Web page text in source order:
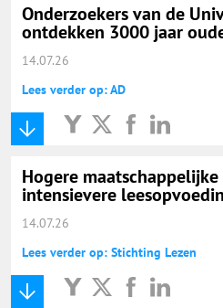
Onderzoekers van de
ontdekken 3000 jaar
14.07.26
Lees verder op: AD
Hogere
intensievere
14.07.26
Lees verder op: Stichting Lezen